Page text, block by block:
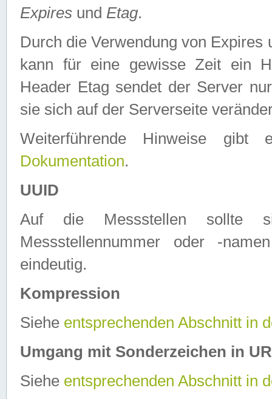
Expires und Etag.
Durch die Verwendung von
kann für eine gewisse Zeit ein
Header Etag sendet der Server
sie sich auf der Serverseite
Weiterführende Hinweise
Dokumentation.
UUID
Auf die Messstellen sollte
Messstellennummer oder -
eindeutig.
Kompression
Siehe entsprechenden Abschnitt in
Umgang mit Sonderzeichen in
Siehe entsprechenden Abschnitt in